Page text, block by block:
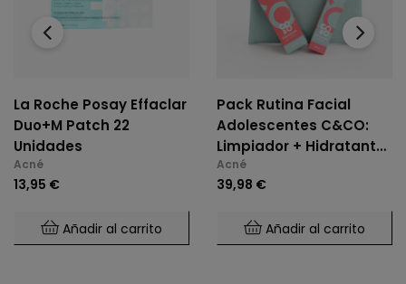
La Roche Posay Effaclar
Duo+M Patch 22
Unidades
Acné
13,95 €
Añadir al carrito
Pack Rutina Facial
Adolescentes C&CO:
Limpiador + Hidratante
(¡Talega GRATIS!)
Acné
39,98 €
Añadir al carrito
‹ ›